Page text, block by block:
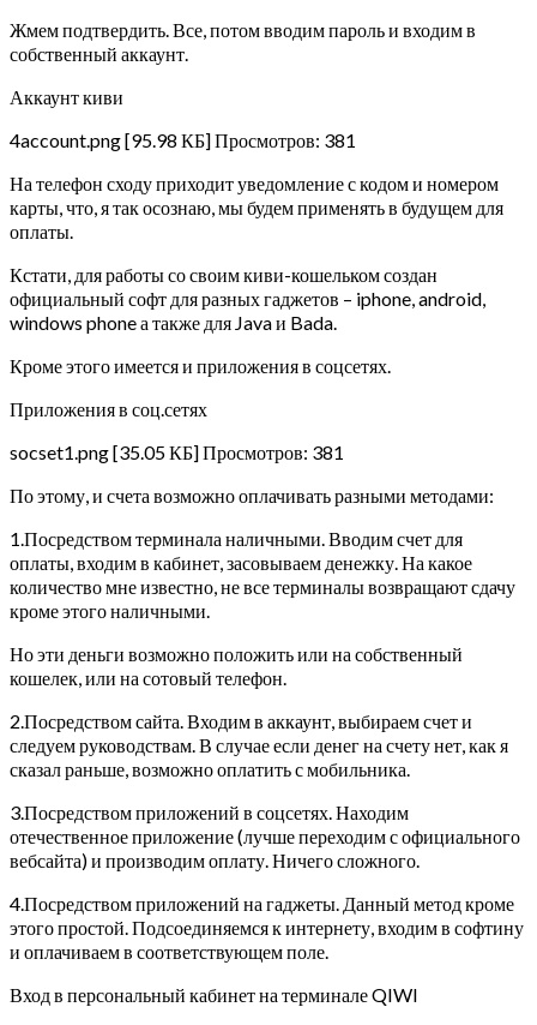
Жмем подтвердить. Все, потом вводим пароль и входим в
собственный аккаунт.
Аккаунт киви
4account.png [95.98 КБ] Просмотров: 381
На телефон сходу приходит уведомление с кодом и номером
карты, что, я так осознаю, мы будем применять в будущем для
оплаты.
Кстати, для работы со своим киви-кошельком создан
официальный софт для разных гаджетов – iphone, android,
windows phone а также для Java и Bada.
Кроме этого имеется и приложения в соцсетях.
Приложения в соц.сетях
socset1.png [35.05 КБ] Просмотров: 381
По этому, и счета возможно оплачивать разными методами:
1.Посредством терминала наличными. Вводим счет для
оплаты, входим в кабинет, засовываем денежку. На какое
количество мне известно, не все терминалы возвращают сдачу
кроме этого наличными.
Но эти деньги возможно положить или на собственный
кошелек, или на сотовый телефон.
2.Посредством сайта. Входим в аккаунт, выбираем счет и
следуем руководствам. В случае если денег на счету нет, как я
сказал раньше, возможно оплатить с мобильника.
3.Посредством приложений в соцсетях. Находим
отечественное приложение (лучше переходим с официального
вебсайта) и производим оплату. Ничего сложного.
4.Посредством приложений на гаджеты. Данный метод кроме
этого простой. Подсоединяемся к интернету, входим в софтину
и оплачиваем в соответствующем поле.
Вход в персональный кабинет на терминале QIWI